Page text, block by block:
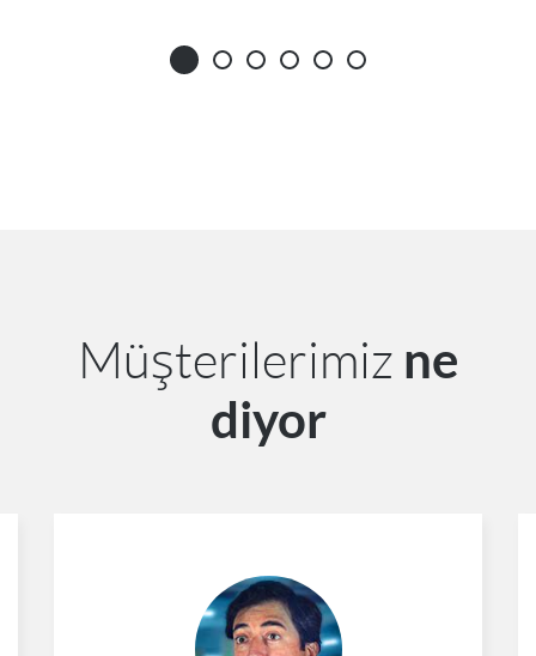
Müşterilerimiz ne
diyor